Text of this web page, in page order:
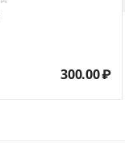
300.00₽